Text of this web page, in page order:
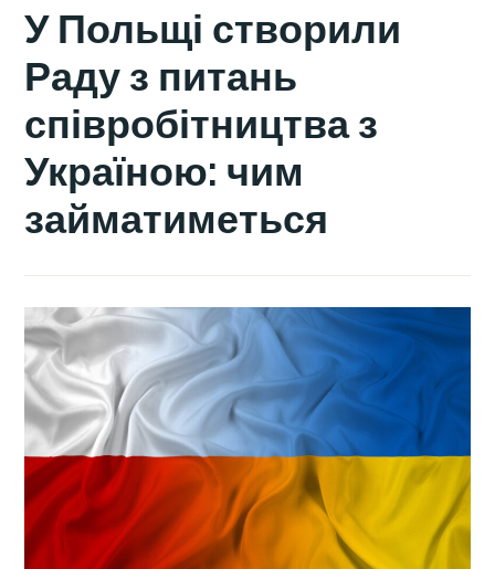
У Польщі створили
Раду з питань
співробітництва з
Україною: чим
займатиметься